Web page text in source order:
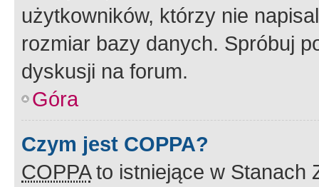
użytkowników, którzy nie
rozmiar bazy danych. Spróbuj
dyskusji na forum.
Góra
Czym jest COPPA?
COPPAto istniejące w Stanach